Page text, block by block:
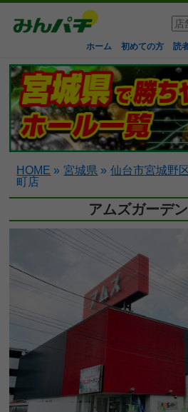
ホーム 初めての方 読
HOME » 宮城県 » 仙台市宮城野
町店
アムズガーデ